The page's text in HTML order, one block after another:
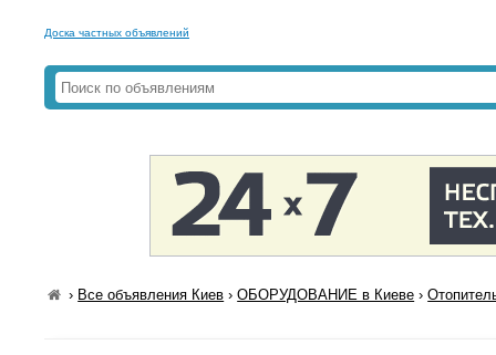
Доска частных объявлений
› Все объявления Киев ›ОБОРУДОВАНИЕ в Киеве ›